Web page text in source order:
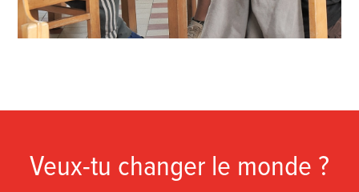
Veux-tu changer le monde ?